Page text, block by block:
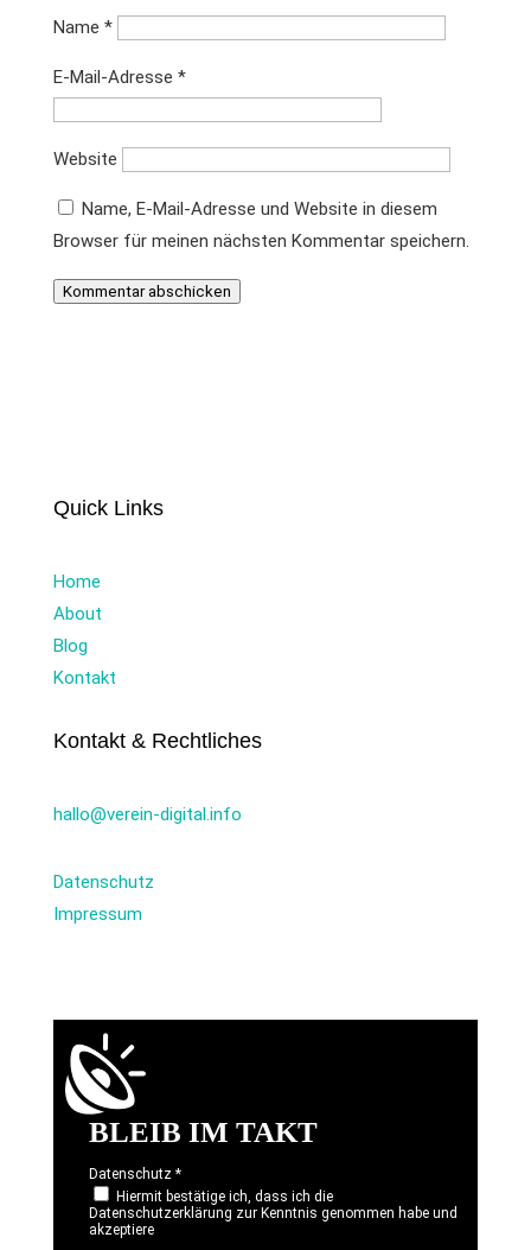
Name *
E-Mail-Adresse *
Website
Name, E-Mail-Adresse und Website in diesem
Browser für meinen nächsten Kommentar speichern.
Kommentar abschicken
Quick Links
Home
About
Blog
Kontakt
Kontakt & Rechtliches
hallo@verein-digital.info
Datenschutz
Impressum
BLEIB IM TAKT
Datenschutz *
Hiermit bestätige ich, dass ich die
Datenschutzerklärung zur Kenntnis genommen habe und
akzeptiere